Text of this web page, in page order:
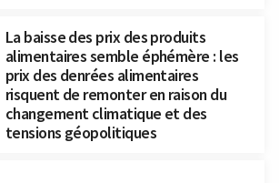
La baisse des prix des produits
alimentaires semble éphémère : les
prix des denrées alimentaires
risquent de remonter en raison du
changement climatique et des
tensions géopolitiques